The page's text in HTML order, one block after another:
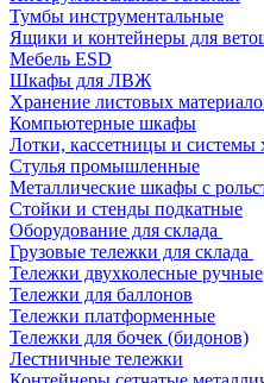
Тумбы инструментальные
Ящики и контейнеры для
Мебель ESD
Шкафы для ЛВЖ
Хранение листовых
Компьютерные шкафы
Лотки, кассетницы и системы
Стулья промышленные
Металлические шкафы с
Стойки и стенды подкатные
Оборудование для склада
Грузовые тележки для склада
Тележки двухколесные ручные
Тележки для баллонов
Тележки платформенные
Тележки для бочек (бидонов)
Лестничные тележки